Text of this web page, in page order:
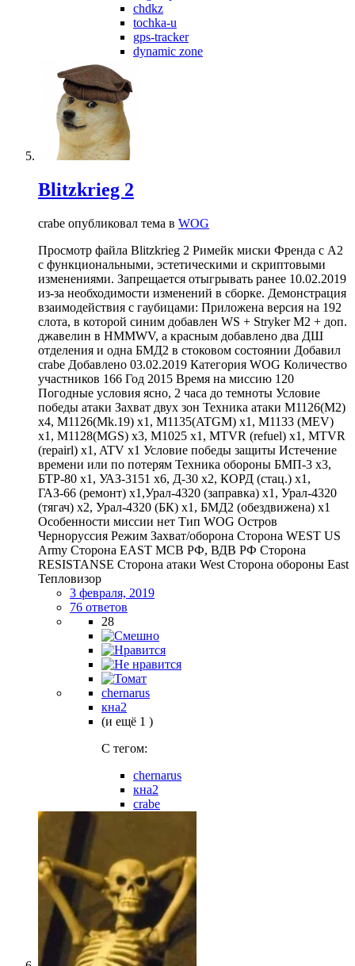
chdkz
tochka-u
gps-tracker
dynamic zone
Blitzkrieg 2
crabe опубликовал тема в WOG
Просмотр файла Blitzkrieg 2 Римейк миски Френда с А2
с функциональными, эстетическими и скриптовыми
изменениями. Запрещается отыгрывать ранее 10.02.2019
из-за необходимости изменений в сборке. Демонстрация
взаимодействия с гаубицами: Приложена версия на 192
слота, в которой синим добавлен WS + Stryker M2 + доп.
джавелин в HMMWV, а красным добавлено два ДШ
отделения и одна БМД2 в стоковом состоянии Добавил
crabe Добавлено 03.02.2019 Категория WOG Количество
участников 166 Год 2015 Время на миссию 120
Погодные условия ясно, 2 часа до темноты Условие
победы атаки Захват двух зон Техника атаки M1126(M2)
x4, M1126(Mk.19) x1, M1135(ATGM) x1, M1133 (MEV)
x1, M1128(MGS) x3, M1025 x1, MTVR (refuel) x1, MTVR
(repairl) x1, ATV x1 Условие победы защиты Истечение
времени или по потерям Техника обороны БМП-3 x3,
БТР-80 x1, УАЗ-3151 x6, Д-30 x2, КОРД (стац.) x1,
ГАЗ-66 (ремонт) x1,Урал-4320 (заправка) x1, Урал-4320
(тягач) x2, Урал-4320 (БК) x1, БМД2 (обездвижена) x1
Особенности миссии нет Тип WOG Остров
Черноруссия Режим Захват/оборона Сторона WEST US
Army Сторона EAST МСВ РФ, ВДВ РФ Сторона
RESISTANSE Сторона атаки West Сторона обороны East
Тепловизор
3 февраля, 2019
76 ответов
28
chernarus
кна2
(и ещё 1 )
C тегом:
chernarus
кна2
crabe